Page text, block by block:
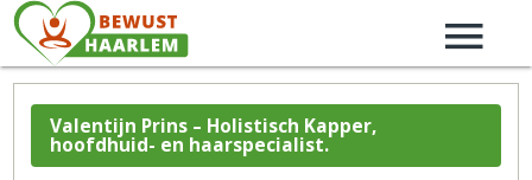
Valentijn Prins – Holistisch Kapper,
hoofdhuid- en haarspecialist.